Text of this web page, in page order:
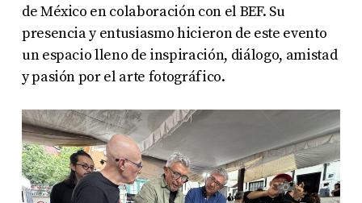
de México en colaboración con el BEF. Su
presencia y entusiasmo hicieron de este evento
un espacio lleno de inspiración, diálogo, amistad
y pasión por el arte fotográfico.